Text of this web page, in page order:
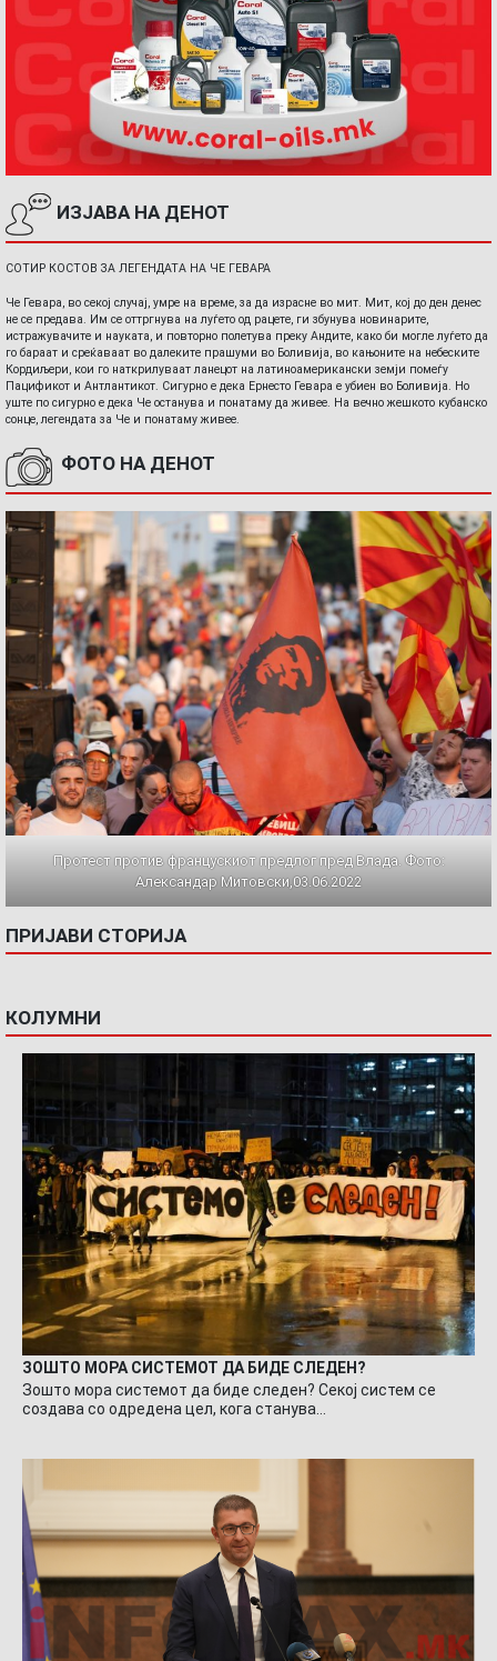
ИЗЈАВА НА ДЕНОТ
СОТИР КОСТОВ ЗА ЛЕГЕНДАТА НА ЧЕ ГЕВАРА
Че Гевара, во секој случај, умре на време, за да израсне во мит. Мит, кој до ден денес
не се предава. Им се оттргнува на луѓето од рацете, ги збунува новинарите,
истражувачите и науката, и повторно полетува преку Андите, како би могле луѓето да
го бараат и среќаваат во далеките прашуми во Боливија, во кањоните на небеските
Кордиљери, кои го наткрилуваат ланецот на латиноамерикански земји помеѓу
Пацификот и Антлантикот. Сигурно е дека Ернесто Гевара е убиен во Боливија. Но
уште по сигурно е дека Че останува и понатаму да живее. На вечно жешкото кубанско
сонце, легендата за Че и понатаму живее.
ФОТО НА ДЕНОТ
Протест против францускиот предлог пред Влада. Фото:
Александар Митовски,03.06.2022
ПРИЈАВИ СТОРИЈА
КОЛУМНИ
ЗОШТО МОРА СИСТЕМОТ ДА БИДЕ СЛЕДЕН?
Зошто мора системот да биде следен? Секој систем се
создава со одредена цел, кога станува…